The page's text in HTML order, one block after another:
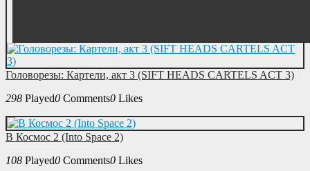
Головорезы: Картели, акт 3 (SIFT HEADS CARTELS ACT 3)
298 Played0 Comments0 Likes
В Космос 2 (Into Space 2)
108 Played0 Comments0 Likes